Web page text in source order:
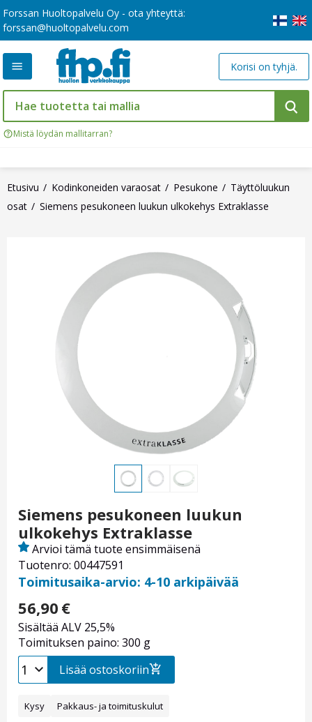
Forssan Huoltopalvelu Oy - ota yhteyttä:
forssan@huoltopalvelu.com
Mistä löydän mallitarran?
Korisi on tyhjä.
Etusivu Kodinkoneiden varaosat Pesukone
Täyttöluukun
osat
Siemens pesukoneen luukun ulkokehys Extraklasse
Siemens pesukoneen luukun
ulkokehys Extraklasse
Tuotenro: 00447591
Arvioi tämä tuote ensimmäisenä
Toimitusaika-arvio: 4-10 arkipäivää
56,90 €
Sisältää ALV 25,5%
Toimituksen paino: 300 g
Lisää ostoskoriin
Kysy Pakkaus- ja toimituskulut